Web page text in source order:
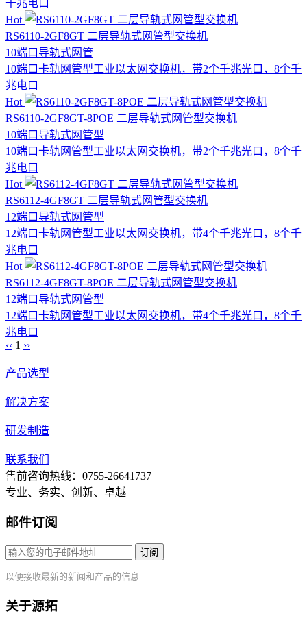
千兆电口
Hot
RS6110-2GF8GT 二层导轨式网管型交换机
10端口 导轨式网管
10端口卡轨网管型工业以太网交换机，带2个千兆光口，8个千
兆电口
Hot
RS6110-2GF8GT-8POE 二层导轨式网管型交换机
10端口 导轨式网管型
10端口卡轨网管型工业以太网交换机，带2个千兆光口，8个千
兆电口
Hot
RS6112-4GF8GT 二层导轨式网管型交换机
12端口 导轨式网管型
12端口卡轨网管型工业以太网交换机，带4个千兆光口，8个千
兆电口
Hot
RS6112-4GF8GT-8POE 二层导轨式网管型交换机
12端口 导轨式网管型
12端口卡轨网管型工业以太网交换机，带4个千兆光口，8个千
兆电口
‹‹ 1 ››
产品选型
解决方案
研发制造
联系我们
售前咨询热线：0755-26641737
专业、务实、创新、卓越
邮件订阅
订阅
以便接收最新的新闻和产品的信息
关于源拓